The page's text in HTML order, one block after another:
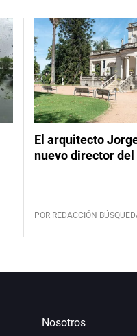
El arquitecto
nuevo director
POR REDACCIÓN
Nosotros